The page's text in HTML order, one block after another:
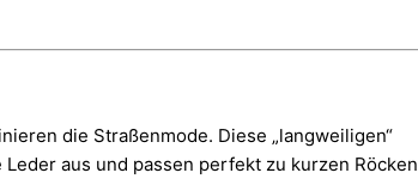
die Straßenmode. Diese „langweiligen“
aus und passen perfekt zu kurzen Röcken